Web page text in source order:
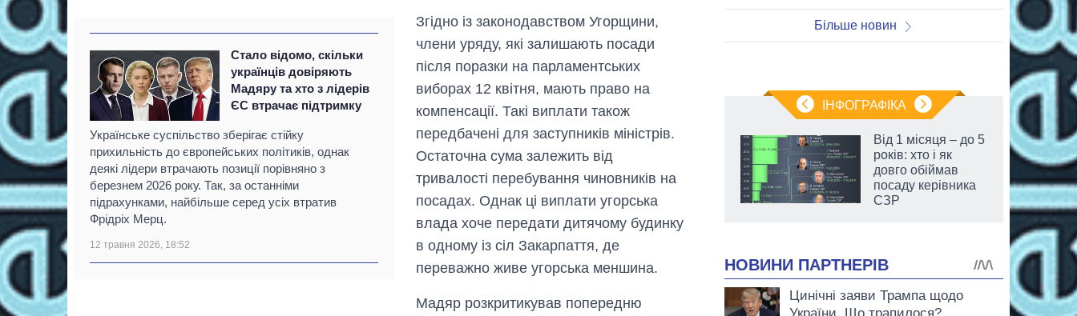
Стало відомо, скільки
українців довіряють
Мадяру та хто з лідерів
ЄС втрачає підтримку
Українське суспільство зберігає стійку
прихильність до європейських політиків, однак
деякі лідери втрачають позиції порівняно з
березнем 2026 року. Так, за останніми
підрахунками, найбільше серед усіх втратив
Фрідріх Мерц.
12 травня 2026, 18:52
Згідно із законодавством Угорщини,
члени уряду, які залишають посади
після поразки на парламентських
виборах 12 квітня, мають право на
компенсації. Такі виплати також
передбачені для заступників міністрів.
Остаточна сума залежить від
тривалості перебування чиновників на
посадах. Однак ці виплати угорська
влада хоче передати дитячому будинку
в одному із сіл Закарпаття, де
переважно живе угорська меншина.
Мадяр розкритикував попередню
Більше новин
ІНФОГРАФІКА
Як змінився
бюджет
Міністерства
оборони за 13
років війни з
росією
Від 1 місяця – до 5
років: хто і як
довго обіймав
посаду керівника
СЗР